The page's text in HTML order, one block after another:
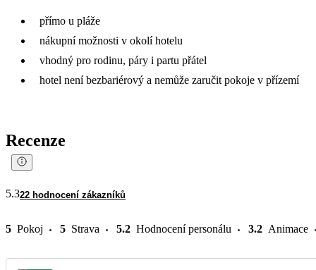
přímo u pláže
nákupní možnosti v okolí hotelu
vhodný pro rodinu, páry i partu přátel
hotel není bezbariérový a nemůže zaručit pokoje v přízemí
Recenze
5.322 hodnocení zákazníků
5 Pokoj 5 Strava 5.2 Hodnocení personálu 3.2 Animace